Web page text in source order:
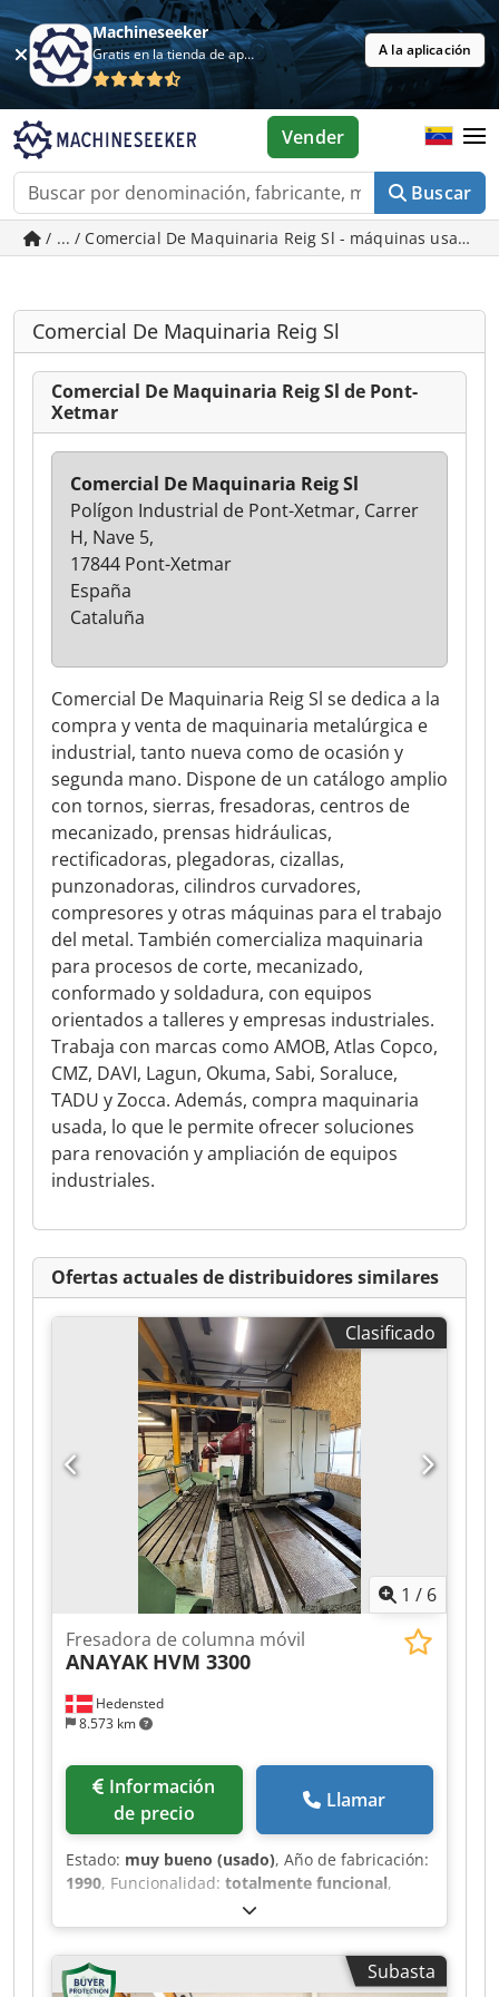
Machineseeker
Gratis en la tienda de aplicaciones A la aplicación
Buscar
Vender
/ ... / Comercial De Maquinaria Reig Sl - máquinas usadas
Comercial De Maquinaria Reig Sl
Comercial De Maquinaria Reig Sl de Pont-
Xetmar
Comercial De Maquinaria Reig Sl se dedica a la
compra y venta de maquinaria metalúrgica e
industrial, tanto nueva como de ocasión y
segunda mano. Dispone de un catálogo amplio
con tornos, sierras, fresadoras, centros de
mecanizado, prensas hidráulicas,
rectificadoras, plegadoras, cizallas,
punzonadoras, cilindros curvadores,
compresores y otras máquinas para el trabajo
del metal. También comercializa maquinaria
para procesos de corte, mecanizado,
conformado y soldadura, con equipos
orientados a talleres y empresas industriales.
Trabaja con marcas como AMOB, Atlas Copco,
CMZ, DAVI, Lagun, Okuma, Sabi, Soraluce,
TADU y Zocca. Además, compra maquinaria
usada, lo que le permite ofrecer soluciones
para renovación y ampliación de equipos
industriales.
Comercial De Maquinaria Reig Sl
Polígon Industrial de Pont-Xetmar, Carrer
H, Nave 5,
17844 Pont-Xetmar
España
Cataluña
Ofertas actuales de distribuidores similares
Clasificado
1 / 6
Hedensted
8.573 km
Fresadora de columna móvil
ANAYAK HVM 3300
de precio
Llamar
Estado: muy bueno (usado), Año de fabricación:
1990, Funcionalidad: totalmente funcional,
número de máquina/vehículo:
Heidenhain TNC 620 Recorridos: Eje X: 2.700 mm
Eje Y (transversal): 1.200 mm Eje Z (vertical):
1.000 mm Avances: Avances en todos los ejes: 2
Subasta